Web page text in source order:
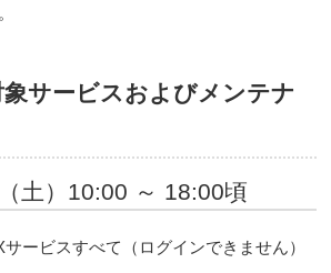
象サービスおよびメンテナ
土）10:00 ～ 18:00頃
ービスすべて（ログインできません）